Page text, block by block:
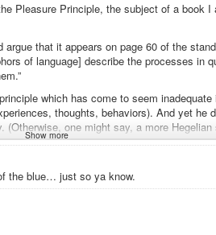
Pleasure Principle, the subject of a book
that it appears on page 60 of the
of language] describe the processes in
which has come to seem
thoughts, behaviors). And yet he
(Otherwise, one might say, a more
principle by attaching it to what
principle, this bit of non-philosophic, non-
a principle. That is, it functions as the
a willingness to repeat unpleasant
to postpone pleasures so that we do
for a better shot at it tomorrow, not only
Show more
the blue… just so ya know.